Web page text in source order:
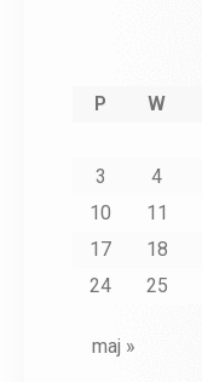
P W
3
4
10
11
17
18
24
25
maj »